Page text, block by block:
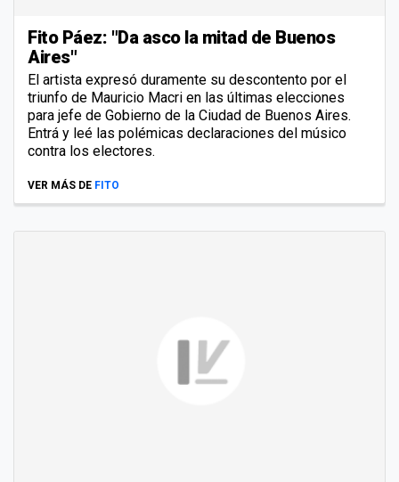
Fito Páez: "Da asco la mitad de Buenos
Aires"
El artista expresó duramente su descontento por el
triunfo de Mauricio Macri en las últimas elecciones
para jefe de Gobierno de la Ciudad de Buenos Aires.
Entrá y leé las polémicas declaraciones del músico
contra los electores.
VER MÁS DE FITO